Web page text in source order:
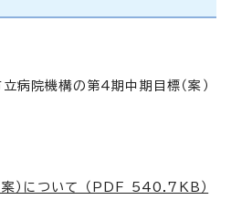
病院機構の第4期中期目標（案）
）について （PDF 540.7KB）